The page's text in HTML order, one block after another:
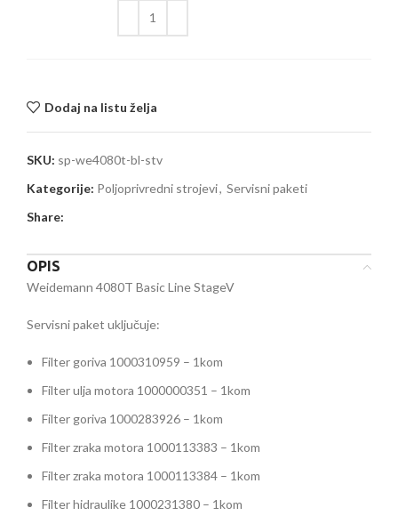
Dodaj na listu želja
SKU: sp-we4080t-bl-stv
Kategorije: Poljoprivredni strojevi, Servisni paketi
Share:
OPIS
Weidemann 4080T Basic Line StageV
Servisni paket uključuje:
Filter goriva 1000310959 – 1kom
Filter ulja motora 1000000351 – 1kom
Filter goriva 1000283926 – 1kom
Filter zraka motora 1000113383 – 1kom
Filter zraka motora 1000113384 – 1kom
Filter hidraulike 1000231380 – 1kom